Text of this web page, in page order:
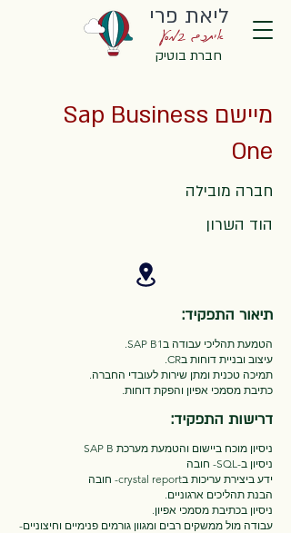
איתכם במסע
ליאת פרי
חברת בוטיק
מיישם Sap Business
One
חברה מובילה
הוד השרון
תיאור התפקיד:
הטמעת תהליכי עבודה בSAP B1.
עיצוב ובניית דוחות בCR.
תמיכה טכנית ומתן שירות לעובדי החברה.
כתיבת מסמכי אפיון והפקת דוחות.
דרישות התפקיד:
ניסיון מוכח ביישום והטמעת מערכת SAP B
ניסיון ב-SQL- חובה
ידע ביצירת עריכות בcrystal report- חובה
הבנת תהליכים ארגוניים.
ניסיון בכתיבת מסמכי אפיון.
עבודה מול ממשקים רבים ומגוון גורמים פנימיים וחיצוניים-